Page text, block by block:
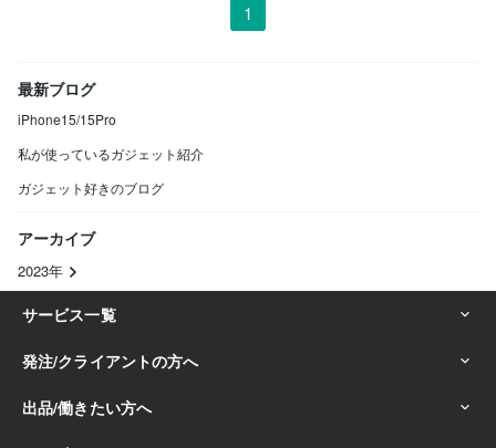
1
最新ブログ
iPhone15/15Pro
私が使っているガジェット紹介
ガジェット好きのブログ
アーカイブ
2023年